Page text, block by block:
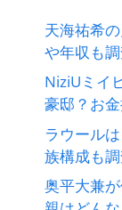
天海祐希
や年収も
NiziUミイ
豪邸？お
ラウール
族構成も
奥平大兼